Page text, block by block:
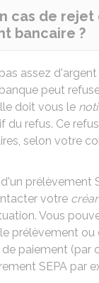
cas de rejet
bancaire ?
assez
peut
doit vous le
du refus. Ce
selon votre
prélèvement
votre
Vous
prélèvement ou
paiement (par
SEPA par